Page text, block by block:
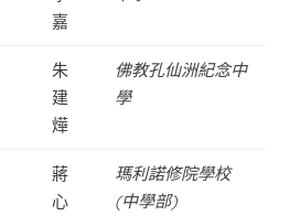
嘉
朱
建
燁
佛教孔仙洲紀念中
學
蔣
心
瑪利諾修院學校
(中學部)